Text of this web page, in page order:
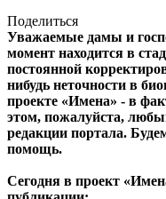
Поделиться
Уважаемые дамы и
момент находится в
постоянной
нибудь неточности в
проекте «Имена» - в
этом, пожалуйста,
редакции портала.
помощь.
Сегодня в проект